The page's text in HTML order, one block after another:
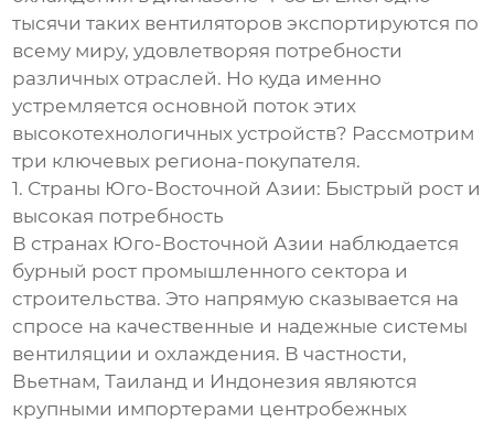
тысячи таких вентиляторов экспортируются по
всему миру, удовлетворяя потребности
различных отраслей. Но куда именно
устремляется основной поток этих
высокотехнологичных устройств? Рассмотрим
три ключевых региона-покупателя.
1. Страны Юго-Восточной Азии: Быстрый рост и
высокая потребность
В странах Юго-Восточной Азии наблюдается
бурный рост промышленного сектора и
строительства. Это напрямую сказывается на
спросе на качественные и надежные системы
вентиляции и охлаждения. В частности,
Вьетнам, Таиланд и Индонезия являются
крупными импортерами центробежных